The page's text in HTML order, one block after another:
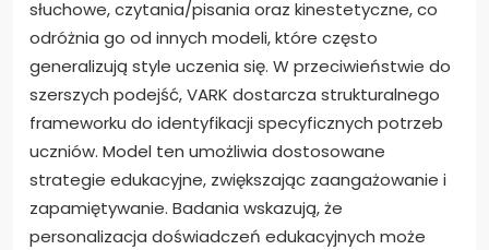
słuchowe, czytania/pisania oraz kinestetyczne, co
odróżnia go od innych modeli, które często
generalizują style uczenia się. W przeciwieństwie do
szerszych podejść, VARK dostarcza strukturalnego
frameworku do identyfikacji specyficznych potrzeb
uczniów. Model ten umożliwia dostosowane
strategie edukacyjne, zwiększając zaangażowanie i
zapamiętywanie. Badania wskazują, że
personalizacja doświadczeń edukacyjnych może